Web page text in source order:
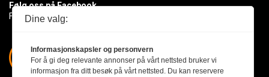
Følg oss på Facebook
Få med deg det siste innen byggebransjen
Dine valg:
Informasjonskapsler og personvern
For å gi deg relevante annonser på vårt nettsted bruker vi
informasjon fra ditt besøk på vårt nettsted. Du kan reservere